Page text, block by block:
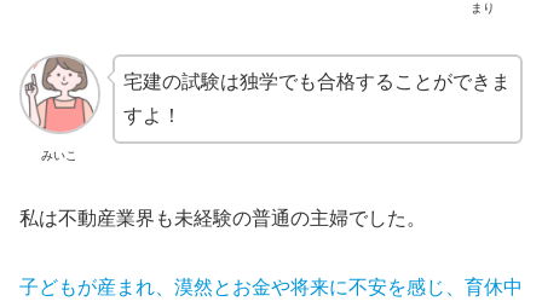
まり
みいこ
宅建の試験は独学でも合格することができま
すよ！
私は不動産業界も未経験の普通の主婦でした。
子どもが産まれ、漠然とお金や将来に不安を感じ、育休中